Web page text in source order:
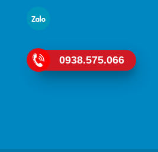
0938.575.066